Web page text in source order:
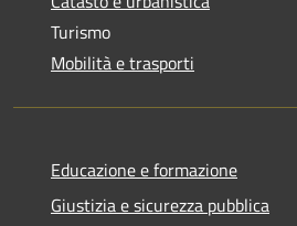
Turismo
Mobilità e trasporti
Educazione e formazione
Giustizia e sicurezza pubblica